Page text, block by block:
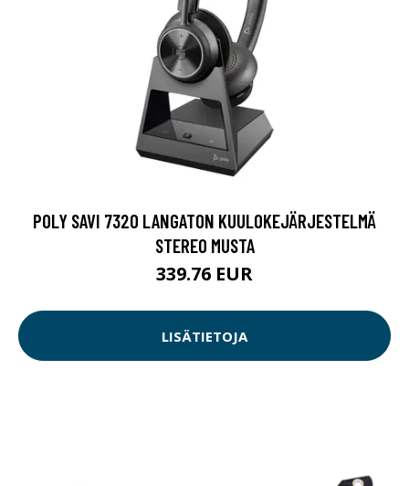
POLY SAVI 7320 LANGATON KUULOKEJÄRJESTELMÄ
STEREO MUSTA
339.76 EUR
LISÄTIETOJA